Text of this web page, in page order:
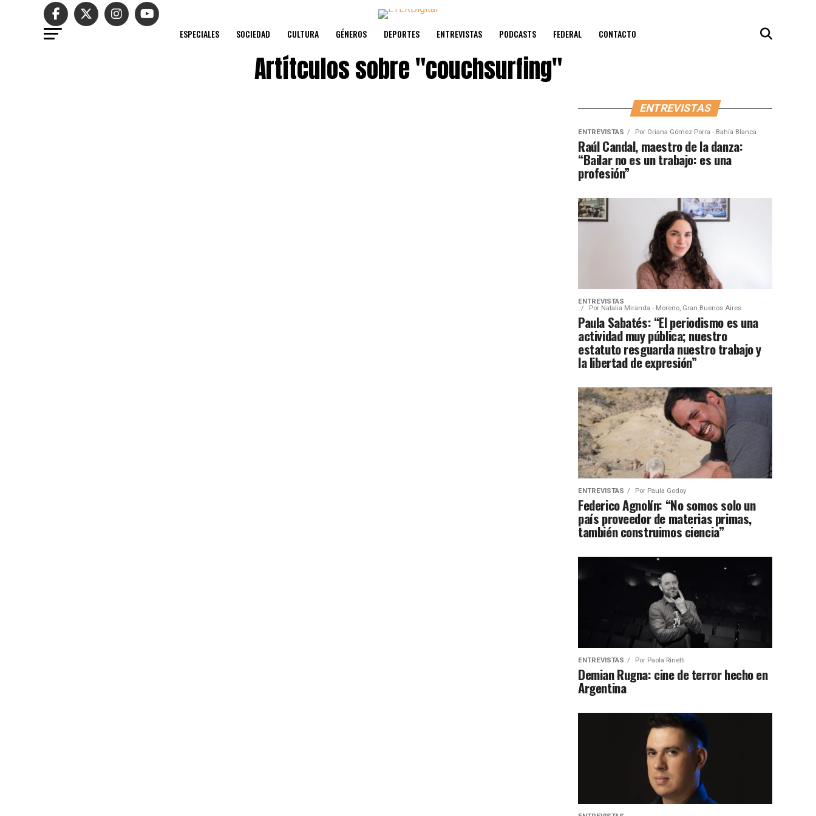
ESPECIALES SOCIEDAD CULTURA GÉNEROS DEPORTES ENTREVISTAS PODCASTS FEDERAL CONTACTO
Artítculos sobre"couchsurfing"
ENTREVISTAS
ENTREVISTAS Por Oriana Gómez Porra - Bahía Blanca
Raúl Candal, maestro de la danza:
“Bailar no es un trabajo: es una
profesión”
ENTREVISTAS
Por Natalia Miranda - Moreno, Gran Buenos Aires
Paula Sabatés: “El periodismo es una
actividad muy pública; nuestro
estatuto resguarda nuestro trabajo y
la libertad de expresión”
ENTREVISTAS Por Paula Godoy
Federico Agnolín: “No somos solo un
país proveedor de materias primas,
también construimos ciencia”
ENTREVISTAS Por Paola Rinetti
Demian Rugna: cine de terror hecho en
Argentina